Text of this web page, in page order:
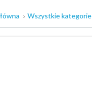
Wszystkie kategorie